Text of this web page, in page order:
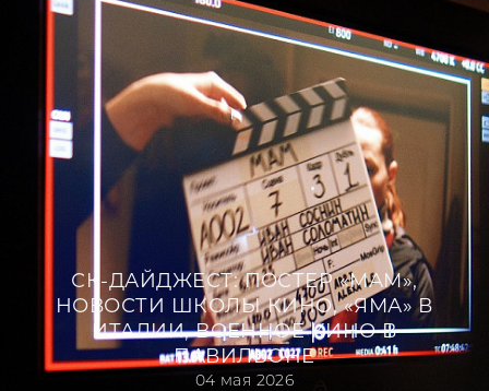
Шакал (2015)
Крыша мира (2015)
Черная вода (2015)
СК-ДАЙДЖЕСТ: ПОСТЕР «МАМ»,
НОВОСТИ ШКОЛЫ КИНО, «ЯМА» В
ИТАЛИИ, ВОЕННОЕ КИНО В
ПАВИЛЬОНЕ
04 мая 2026